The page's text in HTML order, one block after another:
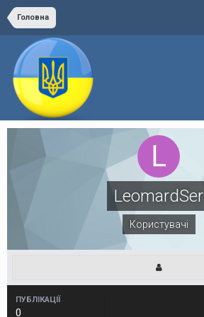
Головна
LeomardSer
Користувачі
ПУБЛІКАЦІЇ
0